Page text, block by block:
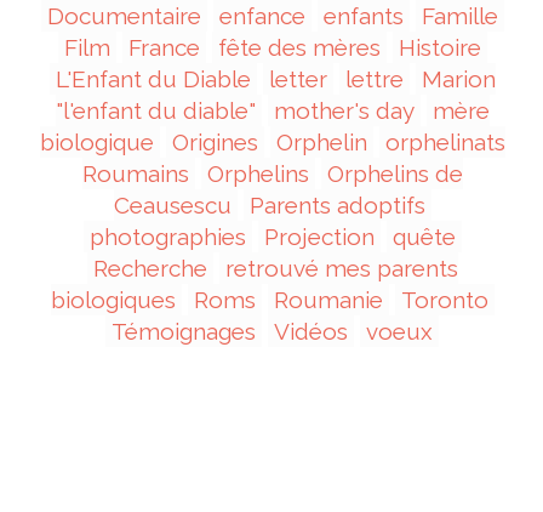
Documentaire
enfance enfants
Famille
Film
France fête des mères
Histoire
L'Enfant du Diable
letter lettre
Marion
"l'enfant du diable"
mother's day
mère
biologique
Origines Orphelin
orphelinats
Roumains
Orphelins
Orphelins de
Ceausescu
Parents adoptifs
photographies
Projection
quête
Recherche
retrouvé mes parents
biologiques
Roms Roumanie
Toronto
Témoignages
Vidéos voeux